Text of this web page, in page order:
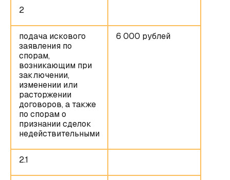
2
подача искового
заявления по
спорам,
возникающим при
заключении,
изменении или
расторжении
договоров, а также
по спорам о
признании сделок
недействительными
6 000 рублей
2.1